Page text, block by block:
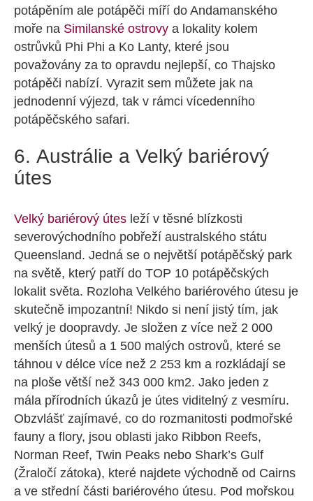
potápěním ale potápěči míří do Andamanského
moře na Similanské ostrovy a lokality kolem
ostrůvků Phi Phi a Ko Lanty, které jsou
považovány za to opravdu nejlepší, co Thajsko
potápěči nabízí. Vyrazit sem můžete jak na
jednodenní výjezd, tak v rámci vícedenního
potápěčského safari.
6. Austrálie a Velký bariérový
útes
Velký bariérový útes leží v těsné blízkosti
severovýchodního pobřeží australského státu
Queensland. Jedná se o největší potápěčský park
na světě, který patří do TOP 10 potápěčských
lokalit světa. Rozloha Velkého bariérového útesu je
skutečně impozantní! Nikdo si není jistý tím, jak
velký je doopravdy. Je složen z více než 2 000
menších útesů a 1 500 malých ostrovů, které se
táhnou v délce více než 2 253 km a rozkládají se
na ploše větší než 343 000 km2. Jako jeden z
mála přírodních úkazů je útes viditelný z vesmíru.
Obzvlášť zajímavé, co do rozmanitosti podmořské
fauny a flory, jsou oblasti jako Ribbon Reefs,
Norman Reef, Twin Peaks nebo Shark’s Gulf
(Žraločí zátoka), které najdete východně od Cairns
a ve střední části bariérového útesu. Pod mořskou